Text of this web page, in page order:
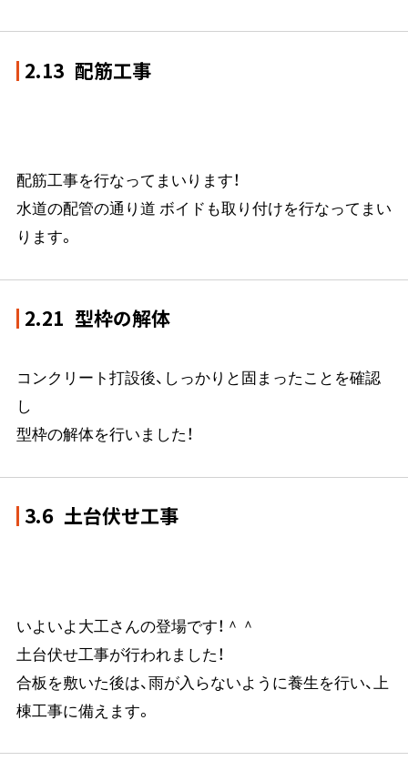
2.13 配筋工事
配筋工事を行なってまいります！
水道の配管の通り道 ボイドも取り付けを行なってまい
ります。
2.21 型枠の解体
コンクリート打設後、しっかりと固まったことを確認
し
型枠の解体を行いました！
3.6 土台伏せ工事
いよいよ大工さんの登場です！＾＾
土台伏せ工事が行われました！
合板を敷いた後は、雨が入らないように養生を行い、上
棟工事に備えます。